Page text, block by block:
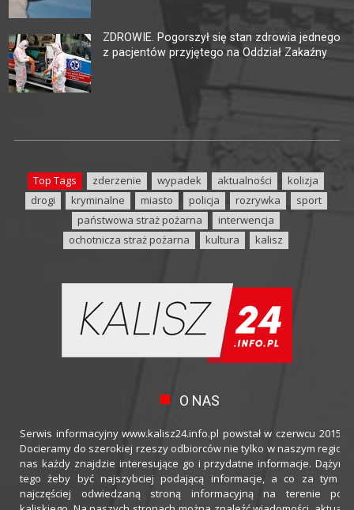
ZDROWIE. Pogorszył się stan zdrowia jednego
z pacjentów przyjętego na Oddział Zakaźny
Top Tags zderzenie wypadek aktualności
kolizja
drogi
kryminalne miasto policja rozrywka
sport
państwowa straż pożarna
interwencja
ochotnicza straż pożarna
kultura kalisz
O NAS
Serwis informacyjny www.kalisz24.info.pl powstał w czerwcu 2015
Docieramy do szerokiej rzeszy odbiorców nie tylko w naszym
nas każdy znajdzie interesujące go i przydatne informacje.
tego żeby być najszybciej podającą informacje, a co za tym
najczęściej odwiedzaną stroną informacyjną na terenie